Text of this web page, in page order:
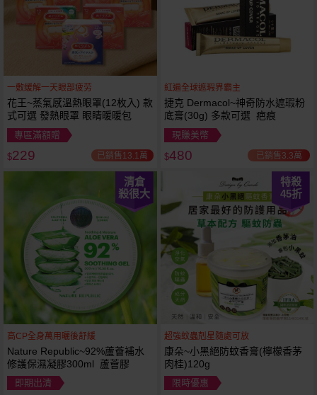
一敷缓解一天眼部疲劳
花王~蒸氣感溫熱眼罩(12枚入) 款
式可選 發熱眼罩 眼睛暖暖包
專區滿額贈
$229 已銷售13.1萬
紅遍全球遮瑕界霸主
捷克 Dermacol~神奇防水遮瑕粉
底膏(30g) 多款可選 疤痕
現賺美幣
$480 已銷售3.3萬
清倉
殺很大
高CP全身萬用曬後舒緩
Nature Republic~92%蘆薈補水
修護保濕凝膠300ml 蘆薈膠
即期出清
特殺
45折
超強蚊蟲剋星隨處可放
康朵~小黑絕防蚊香膏(檸檬香茅
肉桂)120g
限時優惠